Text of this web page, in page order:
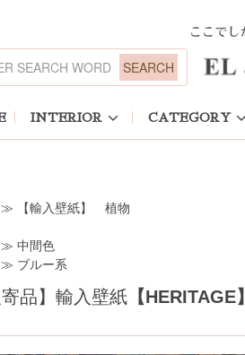
INTERIOR CATEGORY
>ブルー系
≫
【輸入壁紙】 植物
≫ 中間色
≫ ブルー系
寄品】輸入壁紙【HERITAGE】